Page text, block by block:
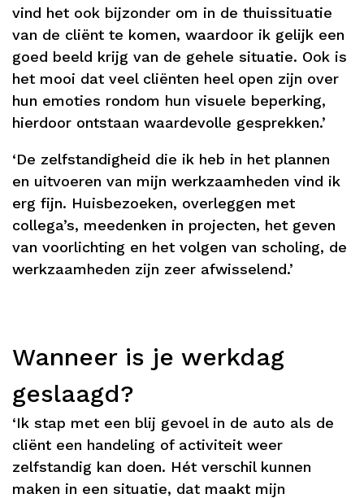
vind het ook bijzonder om in de thuissituatie
van de cliënt te komen, waardoor ik gelijk een
goed beeld krijg van de gehele situatie. Ook is
het mooi dat veel cliënten heel open zijn over
hun emoties rondom hun visuele beperking,
hierdoor ontstaan waardevolle gesprekken.’
‘De zelfstandigheid die ik heb in het plannen
en uitvoeren van mijn werkzaamheden vind ik
erg fijn. Huisbezoeken, overleggen met
collega’s, meedenken in projecten, het geven
van voorlichting en het volgen van scholing, de
werkzaamheden zijn zeer afwisselend.’
Wanneer is je werkdag
geslaagd?
‘Ik stap met een blij gevoel in de auto als de
cliënt een handeling of activiteit weer
zelfstandig kan doen. Hét verschil kunnen
maken in een situatie, dat maakt mijn